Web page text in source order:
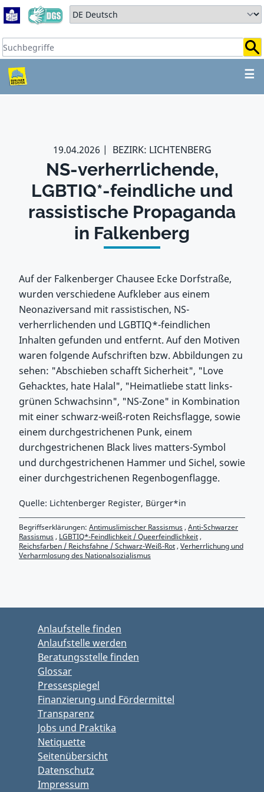
Zum Hauptbereich springen
Zum Hauptmenü springen
Sprache auswählen:
Suchbegriffe:
☰
ZUM HAUPTBEREICH
19.04.2026 BEZIRK: LICHTENBERG
NS-verherrlichende,
LGBTIQ*-feindliche und
rassistische Propaganda
in Falkenberg
Auf der Falkenberger Chausee Ecke Dorfstraße,
wurden verschiedene Aufkleber aus einem
Neonaziversand mit rassistischen, NS-
verherrlichenden und LGBTIQ*-feindlichen
Inhalten gefunden und entfernt. Auf den Motiven
waren folgende Aufschriften bzw. Abbildungen zu
sehen: "Abschieben schafft Sicherheit", "Love
Gehacktes, hate Halal", "Heimatliebe statt links-
grünen Schwachsinn", "NS-Zone" in Kombination
mit einer schwarz-weiß-roten Reichsflagge, sowie
einem durchgestrichenen Punk, einem
durchgestrichenen Black lives matters-Symbol
und durchgestrichenen Hammer und Sichel, sowie
einer durchgestrichenen Regenbogenflagge.
Quelle: Lichtenberger Register, Bürger*in
Begriffserklärungen: Antimuslimischer Rassismus, Anti-Schwarzer
Rassismus, LGBTIQ*-Feindlichkeit / Queerfeindlichkeit,
Reichsfarben / Reichsfahne / Schwarz-Weiß-Rot, Verherrlichung und
Verharmlosung des Nationalsozialismus
Anlaufstelle finden
Anlaufstelle werden
Beratungsstelle finden
Glossar
Pressespiegel
Finanzierung und Fördermittel
Transparenz
Jobs und Praktika
Netiquette
Seitenübersicht
Datenschutz
Impressum